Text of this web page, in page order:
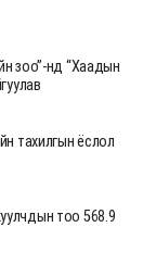
зоо”-нд “Хаадын
тахилгын ёслол
тоо 568.9